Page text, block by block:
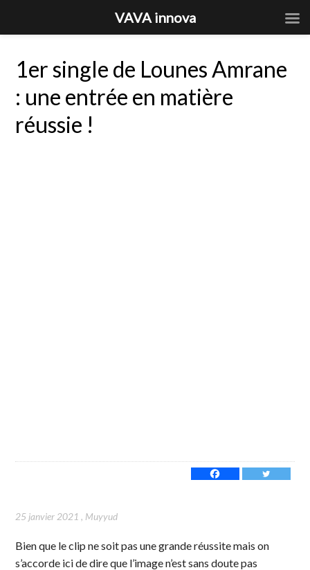
1er single de Lounes Amrane
: une entrée en matière
réussie !
25 janvier 2021 , Muyyud
Bien que le clip ne soit pas une grande réussite mais on
s’accorde ici de dire que l’image n’est sans doute pas
VAVA innova